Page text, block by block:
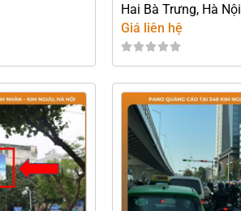
Hai Bà Trưng, Hà Nội
Giá liên hệ